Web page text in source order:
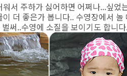
워서 주하가 싫어하면 어쩌나...싶
더 좋은가 봅니다.. 수영장에서
써..수영에 소질을 보이기도 합니